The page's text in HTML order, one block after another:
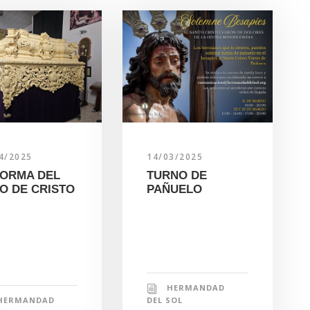
2025
DEL
DE CRISTO
14/03/2025
TURNO DE
PAÑUELO
HERMANDAD
DEL SOL